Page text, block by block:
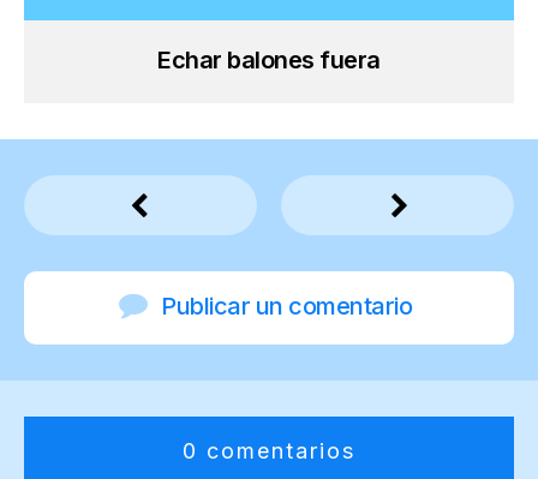
Echar balones fuera
Publicar un comentario
0 comentarios